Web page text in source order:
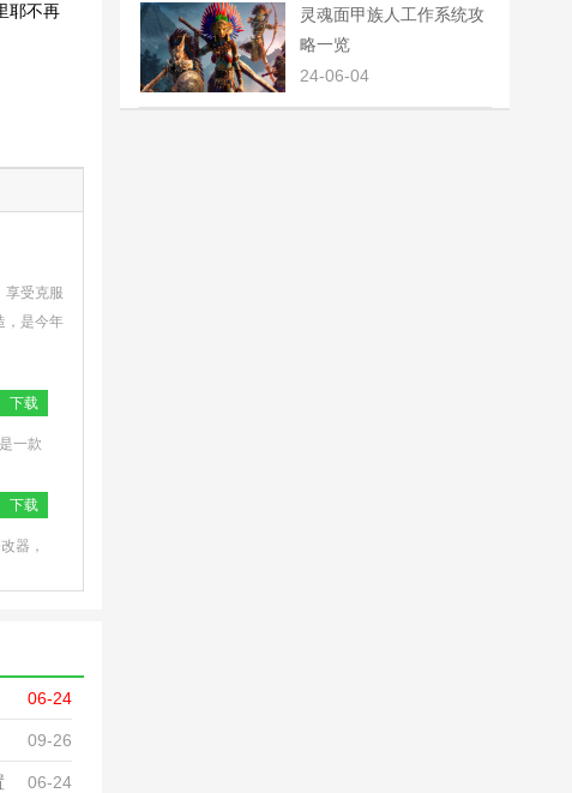
耶不再
享受克服
，是今年
下载
一款
下载
器，
06-24
09-26
06-24
灵魂面甲族人工作系统攻
略一览
24-06-04